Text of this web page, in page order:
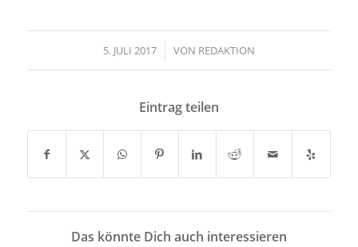
5. JULI 2017
/ VON REDAKTION
Eintrag teilen
Das könnte Dich auch interessieren